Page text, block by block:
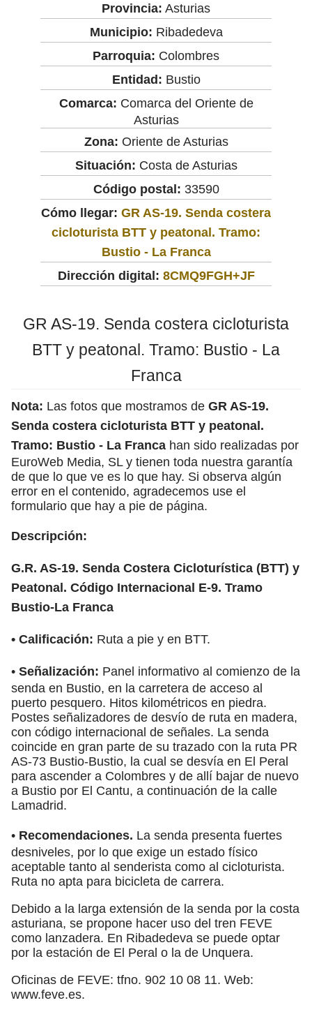
Provincia: Asturias
Municipio: Ribadedeva
Parroquia: Colombres
Entidad: Bustio
Comarca: Comarca del Oriente de
Asturias
Zona: Oriente de Asturias
Situación: Costa de Asturias
Código postal: 33590
Cómo llegar: GR AS-19. Senda costera
cicloturista BTT y peatonal. Tramo:
Bustio - La Franca
Dirección digital: 8CMQ9FGH+JF
GR AS-19. Senda costera cicloturista
BTT y peatonal. Tramo: Bustio - La
Franca
Nota: Las fotos que mostramos de GR AS-19.
Senda costera cicloturista BTT y peatonal.
Tramo: Bustio - La Franca han sido realizadas por
EuroWeb Media, SL y tienen toda nuestra garantía
de que lo que ve es lo que hay. Si observa algún
error en el contenido, agradecemos use el
formulario que hay a pie de página.
Descripción:
G.R. AS-19. Senda Costera Cicloturística (BTT) y
Peatonal. Código Internacional E-9. Tramo
Bustio-La Franca
• Calificación: Ruta a pie y en BTT.
• Señalización: Panel informativo al comienzo de la
senda en Bustio, en la carretera de acceso al
puerto pesquero. Hitos kilométricos en piedra.
Postes señalizadores de desvío de ruta en madera,
con código internacional de señales. La senda
coincide en gran parte de su trazado con la ruta PR
AS-73 Bustio-Bustio, la cual se desvía en El Peral
para ascender a Colombres y de allí bajar de nuevo
a Bustio por El Cantu, a continuación de la calle
Lamadrid.
• Recomendaciones. La senda presenta fuertes
desniveles, por lo que exige un estado físico
aceptable tanto al senderista como al cicloturista.
Ruta no apta para bicicleta de carrera.
Debido a la larga extensión de la senda por la costa
asturiana, se propone hacer uso del tren FEVE
como lanzadera. En Ribadedeva se puede optar
por la estación de El Peral o la de Unquera.
Oficinas de FEVE: tfno. 902 10 08 11. Web:
www.feve.es.